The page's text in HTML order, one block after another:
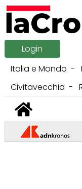
Login
Italia e Mondo
Civitavecchia